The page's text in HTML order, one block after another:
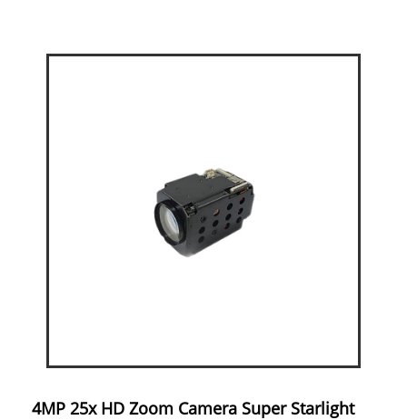
4MP 25x HD Zoom Camera Super Starlight